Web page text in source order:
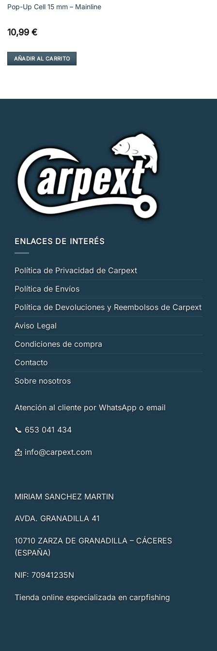
Pop-Up Cell 15 mm – Mainline
10,99 €
AÑADIR AL CARRITO
ENLACES DE INTERÉS
Política de Privacidad de Carpext
Política de Envíos
Política de Devoluciones y Reembolsos de Carpext
Aviso Legal
Condiciones de compra
Contacto
Sobre nosotros
Atención al cliente por WhatsApp o email
📞 653 041 434
📩 info@carpext.com
MIRIAM SANCHEZ MARTIN
AVDA. GRANADILLA 41
10710 ZARZA DE GRANADILLA – CÁCERES
(ESPAÑA)
NIF: 70941235N
Tienda online especializada en carpfishing